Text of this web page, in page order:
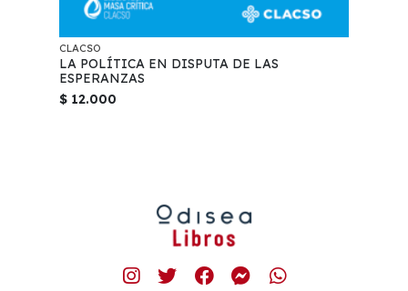
CLACSO
LA POLÍTICA EN DISPUTA DE LAS
ESPERANZAS
$ 12.000